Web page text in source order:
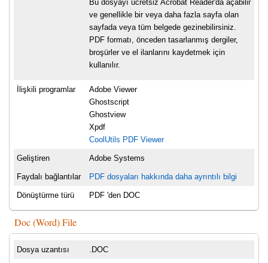
Bu dosyayı ücretsiz Acrobat Reader'da açabilir
ve genellikle bir veya daha fazla sayfa olan
sayfada veya tüm belgede gezinebilirsiniz.
PDF formatı, önceden tasarlanmış dergiler,
broşürler ve el ilanlarını kaydetmek için
kullanılır.
İlişkili programlar
Adobe Viewer
Ghostscript
Ghostview
Xpdf
CoolUtils PDF Viewer
Geliştiren Adobe Systems
Faydalı bağlantılar PDF dosyaları hakkında daha ayrıntılı bilgi
Dönüştürme türü PDF 'den DOC
Doc (Word) File
Dosya uzantısı .DOC